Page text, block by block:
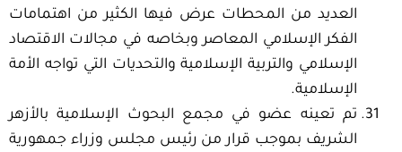
العديد من المحطات عرض فيها الكثير من اهتمامات
الفكر الإسلامي المعاصر وبخاصه في مجالات الاقتصاد
الإسلامي والتربية الإسلامية والتحديات التي تواجه الأمة
الإسلامية.
تم تعينه عضو في مجمع البحوث الإسلامية بالأزهر
الشريف بموجب قرار من رئيس مجلس وزراء جمهورية